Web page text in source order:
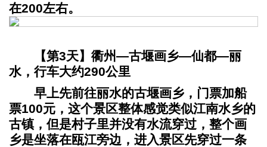
在200左右。
【第3天】衢州—古堰画乡—仙都—丽
水，行车大约290公里
早上先前往丽水的古堰画乡，门票加船
票100元，这个景区整体感觉类似江南水乡的
古镇，但是村子里并没有水流穿过，整个画
乡是坐落在瓯江旁边，进入景区先穿过一条